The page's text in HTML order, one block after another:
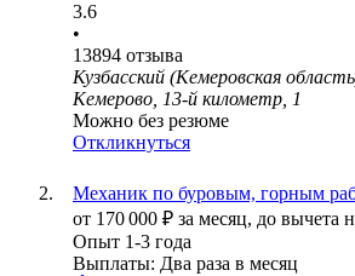
3.6
•
13894 отзыва
Кузбасский (Кемеровская
Кемерово, 13-й километр, 1
Можно без резюме
Откликнуться
Механик по буровым, горным
от 170 000 ₽ за месяц, до вычета
Опыт 1-3 года
Выплаты: Два раза в месяц